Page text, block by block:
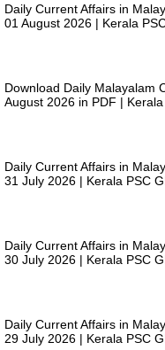
Daily Current Affairs in
01 August 2026 | Kerala
Download Daily Malayalam
August 2026 in PDF |
Daily Current Affairs in
31 July 2026 | Kerala PSC
Daily Current Affairs in
30 July 2026 | Kerala PSC
Daily Current Affairs in
29 July 2026 | Kerala PSC